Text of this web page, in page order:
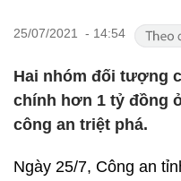
25/07/2021 - 14:54
Hai nhóm đối tượng
chính hơn 1 tỷ đồng
công an triệt phá.
Ngày 25/7, Công an